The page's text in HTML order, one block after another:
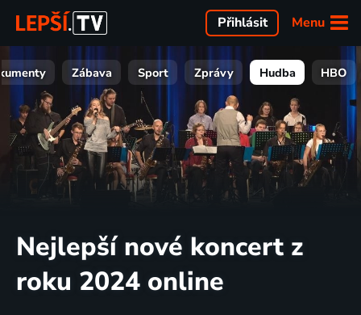
Menu
Přihlásit
Zábava Sport Zprávy Hudba HBO
Nejlepší nové koncert z
roku 2024 online